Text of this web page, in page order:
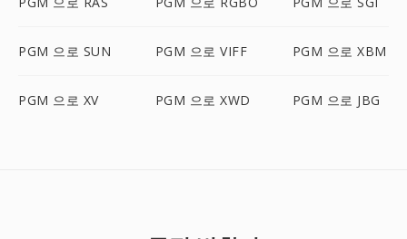
PGM 으로 SUN PGM 으로 VIFF PGM 으로 XBM
PGM 으로 XV PGM 으로 XWD PGM 으로 JBG